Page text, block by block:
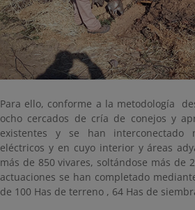
Para ello, conforme a la metodología
ocho cercados de cría de conejos y
existentes y se han interconectado
eléctricos y en cuyo interior y áreas
más de 850 vivares, soltándose más de
actuaciones se han completado
de 100 Has de terreno , 64 Has de